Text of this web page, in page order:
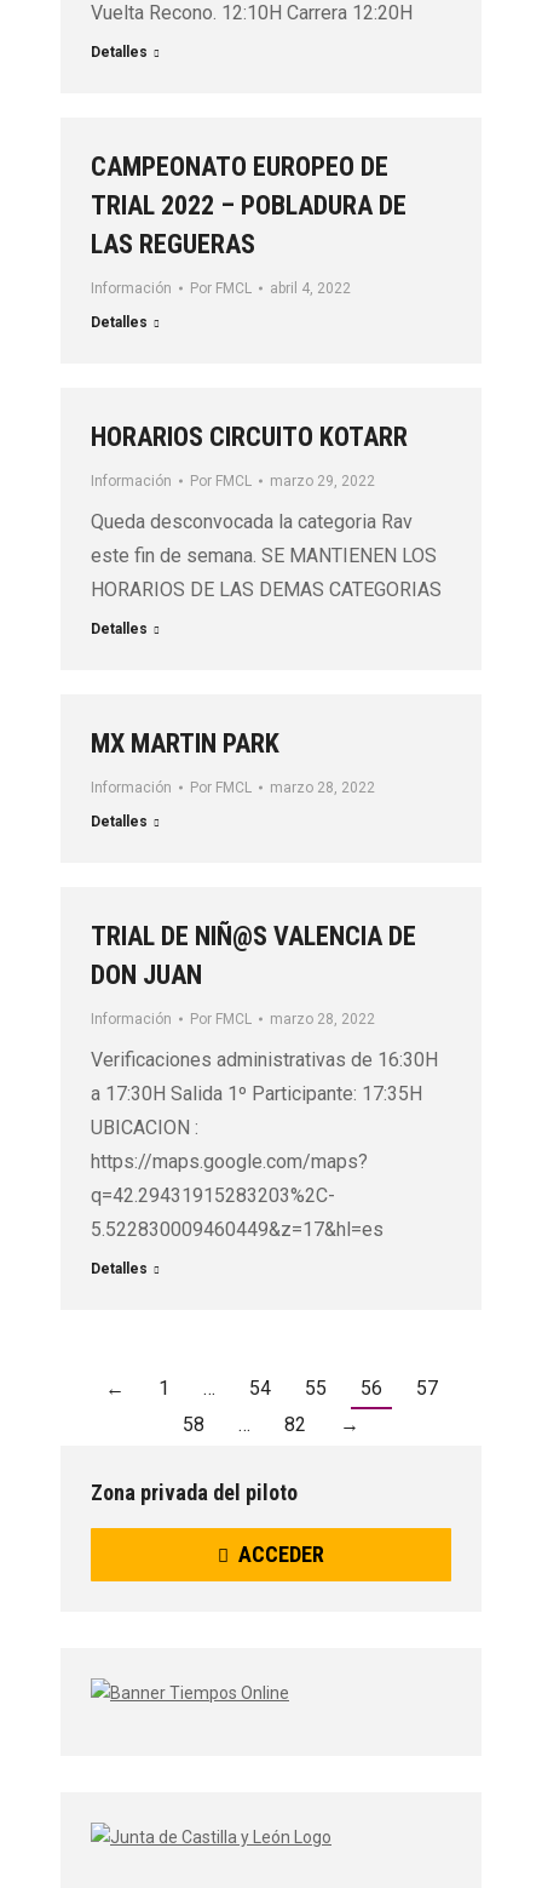
Vuelta Recono. 12:10H Carrera 12:20H
Detalles
CAMPEONATO EUROPEO DE
TRIAL 2022 – POBLADURA DE
LAS REGUERAS
Información Por FMCL
abril 4, 2022
Detalles
HORARIOS CIRCUITO KOTARR
Información Por FMCL marzo 29, 2022
Queda desconvocada la categoria Rav
este fin de semana. SE MANTIENEN LOS
HORARIOS DE LAS DEMAS CATEGORIAS
Detalles
MX MARTIN PARK
Información Por FMCL
marzo 28, 2022
Detalles
TRIAL DE NIÑ@S VALENCIA DE
DON JUAN
Información Por FMCL marzo 28, 2022
Verificaciones administrativas de 16:30H
a 17:30H Salida 1º Participante: 17:35H
UBICACION :
https://maps.google.com/maps?
q=42.29431915283203%2C-
5.522830009460449&z=17&hl=es
Detalles
← 1 … 54 55 56
57
58
… 82 →
Zona privada del piloto
ACCEDER